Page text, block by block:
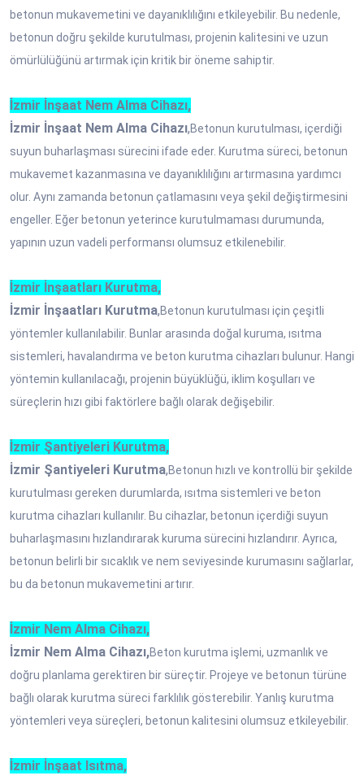
betonun mukavemetini ve dayanıklılığını etkileyebilir. Bu nedenle,
betonun doğru şekilde kurutulması, projenin kalitesini ve uzun
ömürlülüğünü artırmak için kritik bir öneme sahiptir.
İzmir İnşaat Nem Alma Cihazı,
İzmir İnşaat Nem Alma Cihazı,Betonun kurutulması, içerdiği
suyun buharlaşması sürecini ifade eder. Kurutma süreci, betonun
mukavemet kazanmasına ve dayanıklılığını artırmasına yardımcı
olur. Aynı zamanda betonun çatlamasını veya şekil değiştirmesini
engeller. Eğer betonun yeterince kurutulmaması durumunda,
yapının uzun vadeli performansı olumsuz etkilenebilir.
İzmir İnşaatları Kurutma,
İzmir İnşaatları Kurutma,Betonun kurutulması için çeşitli
yöntemler kullanılabilir. Bunlar arasında doğal kuruma, ısıtma
sistemleri, havalandırma ve beton kurutma cihazları bulunur. Hangi
yöntemin kullanılacağı, projenin büyüklüğü, iklim koşulları ve
süreçlerin hızı gibi faktörlere bağlı olarak değişebilir.
İzmir Şantiyeleri Kurutma,
İzmir Şantiyeleri Kurutma,Betonun hızlı ve kontrollü bir şekilde
kurutulması gereken durumlarda, ısıtma sistemleri ve beton
kurutma cihazları kullanılır. Bu cihazlar, betonun içerdiği suyun
buharlaşmasını hızlandırarak kuruma sürecini hızlandırır. Ayrıca,
betonun belirli bir sıcaklık ve nem seviyesinde kurumasını sağlarlar,
bu da betonun mukavemetini artırır.
İzmir Nem Alma Cihazı,
İzmir Nem Alma Cihazı,Beton kurutma işlemi, uzmanlık ve
doğru planlama gerektiren bir süreçtir. Projeye ve betonun türüne
bağlı olarak kurutma süreci farklılık gösterebilir. Yanlış kurutma
yöntemleri veya süreçleri, betonun kalitesini olumsuz etkileyebilir.
İzmir İnşaat Isıtma,